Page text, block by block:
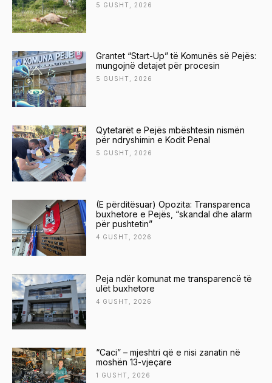
5 GUSHT, 2026
Grantet “Start-Up” të Komunës së Pejës:
mungojnë detajet për procesin
5 GUSHT, 2026
Qytetarët e Pejës mbështesin nismën
për ndryshimin e Kodit Penal
5 GUSHT, 2026
(E përditësuar) Opozita: Transparenca
buxhetore e Pejës, “skandal dhe alarm
për pushtetin”
4 GUSHT, 2026
Peja ndër komunat me transparencë të
ulët buxhetore
4 GUSHT, 2026
“Caci” – mjeshtri që e nisi zanatin në
moshën 13-vjeçare
1 GUSHT, 2026